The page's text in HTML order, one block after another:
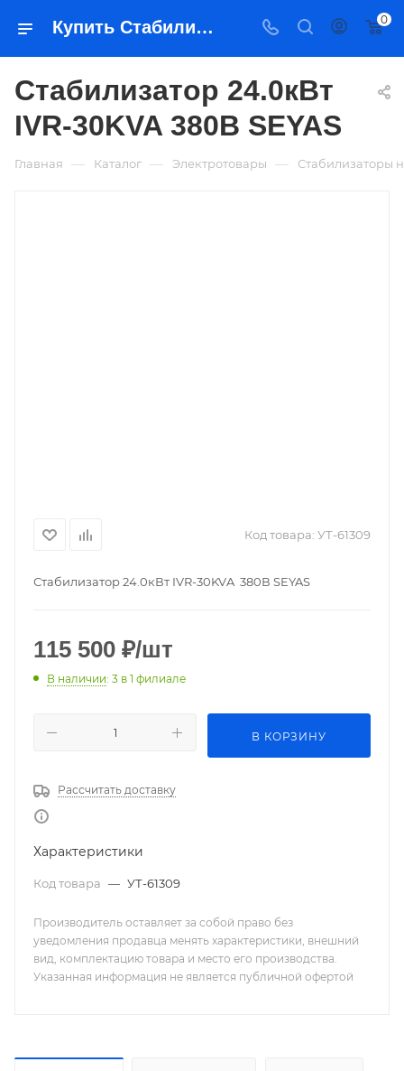
Купить Стабилизатор 24.0кВт IVR-30KVA 380В SEYAS в Якутске — цена, характеристики, подбор | Востоктехторг 0
Стабилизатор 24.0кВт
IVR-30KVA 380В SEYAS
Главная — Каталог — Электротовары — Стабилизаторы
Код товара: УТ-61309
Стабилизатор 24.0кВт IVR-30KVA 380В SEYAS
115 500 ₽/шт
В наличии: 3 в 1 филиале
В КОРЗИНУ
Рассчитать доставку
Характеристики
Код товара — УТ-61309
Производитель оставляет за собой право без
уведомления продавца менять характеристики, внешний
вид, комплектацию товара и место его производства.
Указанная информация не является публичной офертой